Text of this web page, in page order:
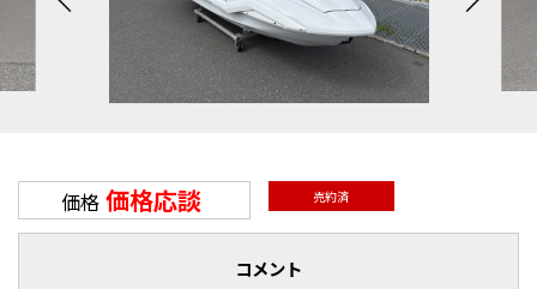
価格 価格応談 売約済
コメント